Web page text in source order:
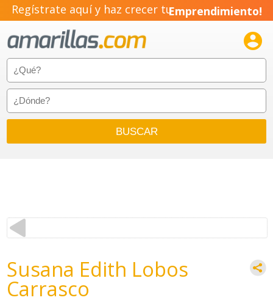
Regístrate aquí y haz crecer tuEmprendimiento!

Susana Edith Lobos
Carrasco